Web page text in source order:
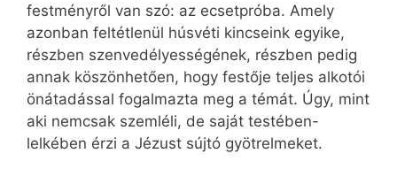
festményről van szó: az ecsetpróba. Amely
azonban feltétlenül húsvéti kincseink egyike,
részben szenvedélyességének, részben pedig
annak köszönhetően, hogy festője teljes alkotói
önátadással fogalmazta meg a témát. Úgy, mint
aki nemcsak szemléli, de saját testében-
lelkében érzi a Jézust sújtó gyötrelmeket.